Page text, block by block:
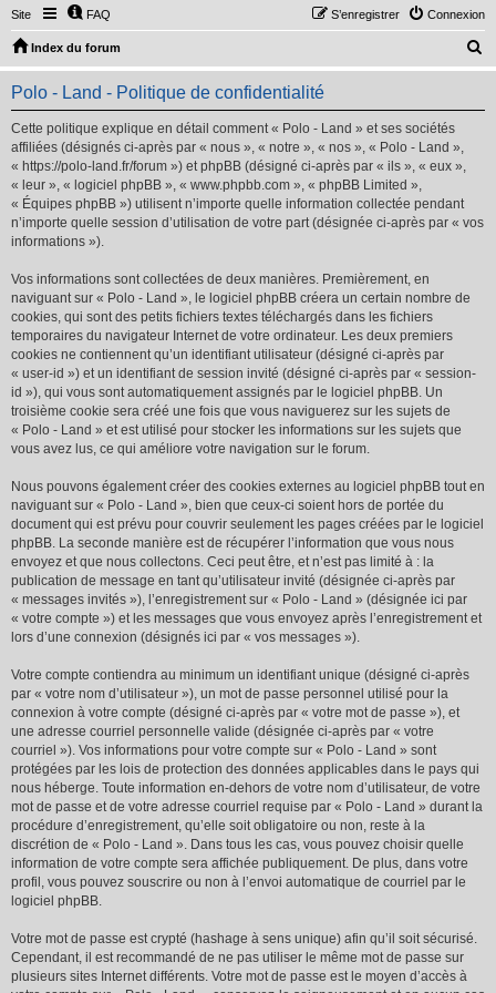
Site FAQ Connexion
S’enregistrer
Index du forum
e
Polo - Land - Politique de confidentialité
Cette politique explique en détail comment « Polo - Land » et ses sociétés
affiliées (désignés ci-après par « nous », « notre », « nos », « Polo - Land »,
« https://polo-land.fr/forum ») et phpBB (désigné ci-après par « ils », « eux »,
« leur », « logiciel phpBB », « www.phpbb.com », « phpBB Limited »,
« Équipes phpBB ») utilisent n’importe quelle information collectée pendant
n’importe quelle session d’utilisation de votre part (désignée ci-après par « vos
informations »).
Vos informations sont collectées de deux manières. Premièrement, en
naviguant sur « Polo - Land », le logiciel phpBB créera un certain nombre de
cookies, qui sont des petits fichiers textes téléchargés dans les fichiers
temporaires du navigateur Internet de votre ordinateur. Les deux premiers
cookies ne contiennent qu’un identifiant utilisateur (désigné ci-après par
« user-id ») et un identifiant de session invité (désigné ci-après par « session-
id »), qui vous sont automatiquement assignés par le logiciel phpBB. Un
troisième cookie sera créé une fois que vous naviguerez sur les sujets de
« Polo - Land » et est utilisé pour stocker les informations sur les sujets que
vous avez lus, ce qui améliore votre navigation sur le forum.
Nous pouvons également créer des cookies externes au logiciel phpBB tout en
naviguant sur « Polo - Land », bien que ceux-ci soient hors de portée du
document qui est prévu pour couvrir seulement les pages créées par le logiciel
phpBB. La seconde manière est de récupérer l’information que vous nous
envoyez et que nous collectons. Ceci peut être, et n’est pas limité à : la
publication de message en tant qu’utilisateur invité (désignée ci-après par
« messages invités »), l’enregistrement sur « Polo - Land » (désignée ici par
« votre compte ») et les messages que vous envoyez après l’enregistrement et
lors d’une connexion (désignés ici par « vos messages »).
Votre compte contiendra au minimum un identifiant unique (désigné ci-après
par « votre nom d’utilisateur »), un mot de passe personnel utilisé pour la
connexion à votre compte (désigné ci-après par « votre mot de passe »), et
une adresse courriel personnelle valide (désignée ci-après par « votre
courriel »). Vos informations pour votre compte sur « Polo - Land » sont
protégées par les lois de protection des données applicables dans le pays qui
nous héberge. Toute information en-dehors de votre nom d’utilisateur, de votre
mot de passe et de votre adresse courriel requise par « Polo - Land » durant la
procédure d’enregistrement, qu’elle soit obligatoire ou non, reste à la
discrétion de « Polo - Land ». Dans tous les cas, vous pouvez choisir quelle
information de votre compte sera affichée publiquement. De plus, dans votre
profil, vous pouvez souscrire ou non à l’envoi automatique de courriel par le
logiciel phpBB.
Votre mot de passe est crypté (hashage à sens unique) afin qu’il soit sécurisé.
Cependant, il est recommandé de ne pas utiliser le même mot de passe sur
plusieurs sites Internet différents. Votre mot de passe est le moyen d’accès à